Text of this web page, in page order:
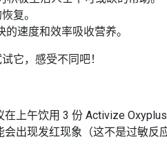
复。
速度和效率吸收营养。
它，感受不同吧！
上午饮用 3 份 Activize
出现发红现象（这不是过敏反